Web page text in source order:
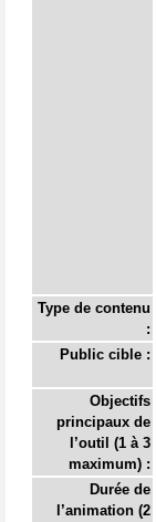
Type de contenu
:
Public cible :
Objectifs
principaux de
l’outil (1 à 3
maximum) :
Durée de
l’animation (2